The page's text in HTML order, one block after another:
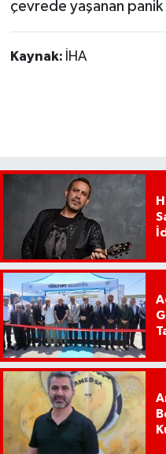
çevrede yaşanan panik
Kaynak: İHA